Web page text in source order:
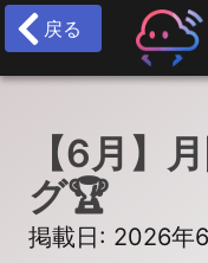
戻る
【6月】
グ🏆
掲載日: 2026年